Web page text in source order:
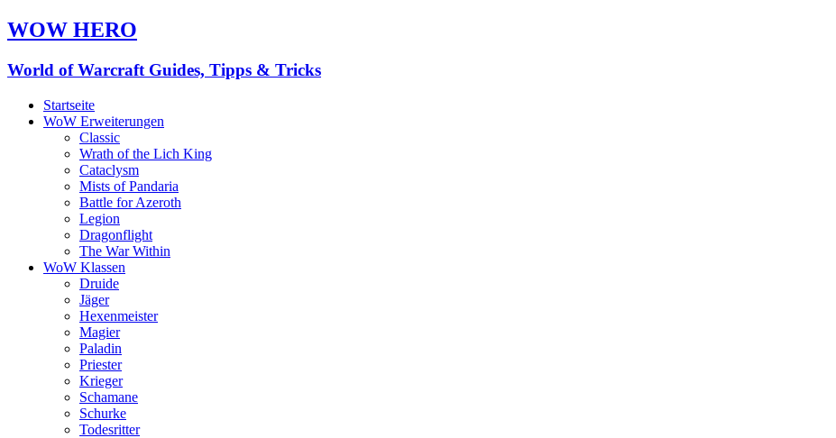
WOW HERO
World of Warcraft Guides, Tipps & Tricks
Startseite
WoW Erweiterungen
Classic
Wrath of the Lich King
Cataclysm
Mists of Pandaria
Battle for Azeroth
Legion
Dragonflight
The War Within
WoW Klassen
Druide
Jäger
Hexenmeister
Magier
Paladin
Priester
Krieger
Schamane
Schurke
Todesritter